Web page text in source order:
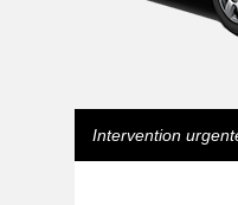
Intervention